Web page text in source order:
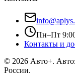
Пн–Пт
Контакты и
© 2026 Авто+.
России.